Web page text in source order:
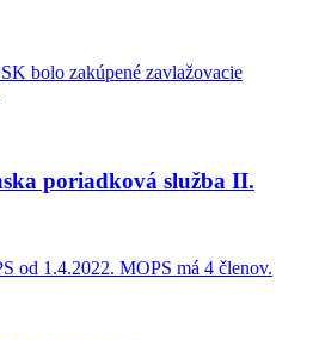
bolo zakúpené zavlažovacie
poriadková služba II.
od 1.4.2022. MOPS má 4 členov.